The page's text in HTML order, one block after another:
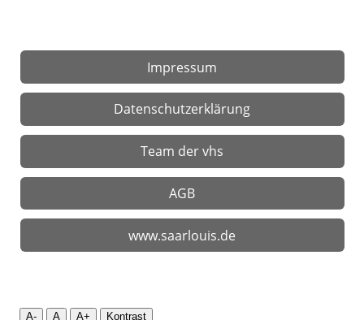
Impressum
Datenschutzerklärung
Team der vhs
AGB
www.saarlouis.de
A- A A+ Kontrast